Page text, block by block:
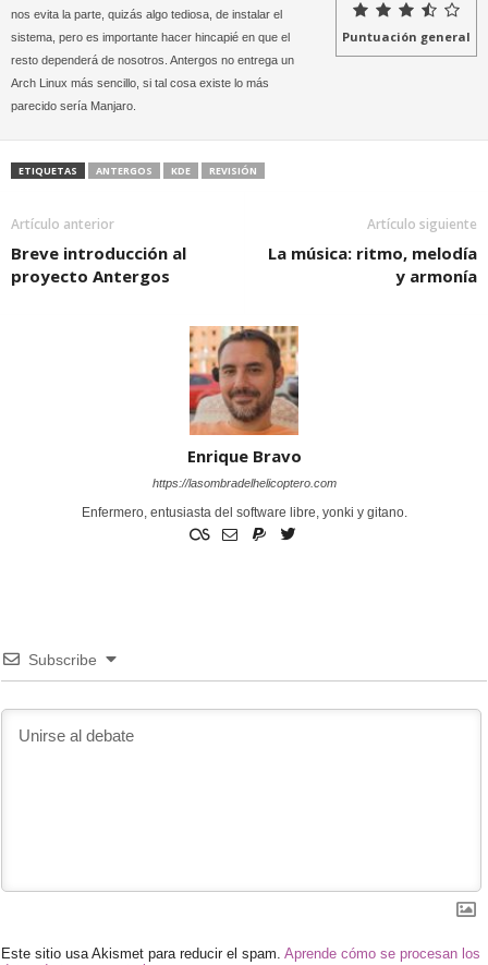
nos evita la parte, quizás algo tediosa, de instalar el
sistema, pero es importante hacer hincapié en que el
resto dependerá de nosotros. Antergos no entrega un
Arch Linux más sencillo, si tal cosa existe lo más
parecido sería Manjaro.
Puntuación general
ETIQUETAS ANTERGOS KDE REVISIÓN
Artículo anterior
Breve introducción al
proyecto Antergos
Artículo siguiente
La música: ritmo, melodía
y armonía
Enrique Bravo
https://lasombradelhelicoptero.com
Enfermero, entusiasta del software libre, yonki y gitano.
Subscribe
Este sitio usa Akismet para reducir el spam. Aprende cómo se procesan los